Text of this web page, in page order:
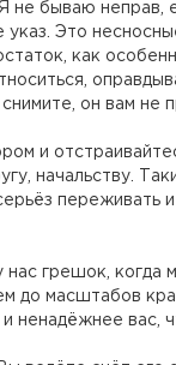
не бываю неправ,
указ. Это
как
он вам не
и
начальству.
переживать
нас грешок,
до масштабов
и ненадёжнее вас,